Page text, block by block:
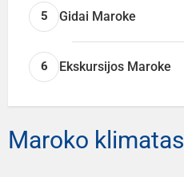
5 Gidai Maroke
6 Ekskursijos Maroke
Maroko klimatas